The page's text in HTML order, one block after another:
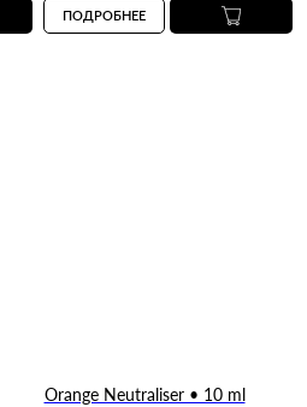
ПОДРОБНЕЕ
Orange Neutraliser • 10 ml